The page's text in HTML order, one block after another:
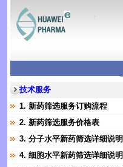
技术服务
1. 新药筛选服务订购流程
2. 新药筛选服务价格表
3. 分子水平新药筛选详细说明
4. 细胞水平新药筛选详细说明